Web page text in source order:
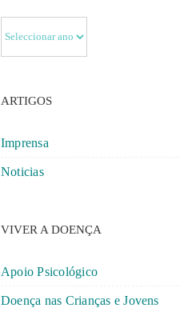
ARTIGOS
Imprensa
Noticias
VIVER A DOENÇA
Apoio Psicológico
Doença nas Crianças e Jovens